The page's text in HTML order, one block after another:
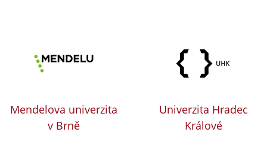
Mendelova univerzita
v Brně
Univerzita Hradec
Králové